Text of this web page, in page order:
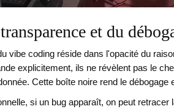
et du
vibe coding réside dans l'opacité du
explicitement, ils ne révèlent pas le
Cette boîte noire rend le débogage
si un bug apparaît, on peut